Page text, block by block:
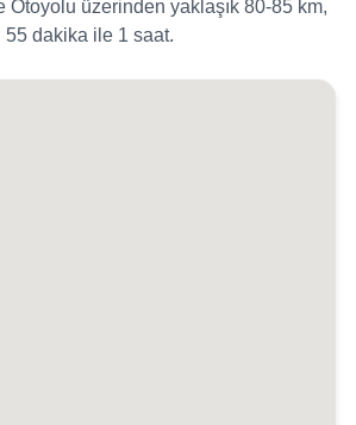
Otoyolu üzerinden yaklaşık 80-85 km,
55 dakika ile 1 saat.